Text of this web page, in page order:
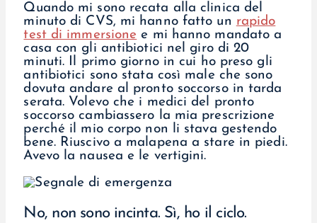
Quando mi sono recata alla clinica del
minuto di CVS, mi hanno fatto un rapido
test di immersione e mi hanno mandato a
casa con gli antibiotici nel giro di 20
minuti. Il primo giorno in cui ho preso gli
antibiotici sono stata così male che sono
dovuta andare al pronto soccorso in tarda
serata. Volevo che i medici del pronto
soccorso cambiassero la mia prescrizione
perché il mio corpo non li stava gestendo
bene. Riuscivo a malapena a stare in piedi.
Avevo la nausea e le vertigini.
No, non sono incinta. Sì, ho il ciclo.